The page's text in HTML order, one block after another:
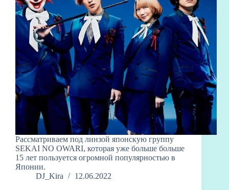
Рассматриваем под линзой японскую группу
SEKAI NO OWARI, которая уже больше больше
15 лет пользуется огромной популярностью в
Японии.
DJ_Kira
12.06.2022